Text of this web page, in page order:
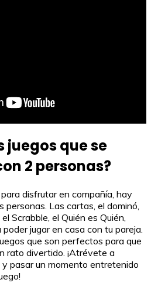
juegos que se
2 personas?
disfrutar en compañía, hay
personas. Las cartas, el dominó,
Scrabble, el Quién es Quién,
jugar en casa con tu pareja.
que son perfectos para que
rato divertido. ¡Atrévete a
pasar un momento entretenido